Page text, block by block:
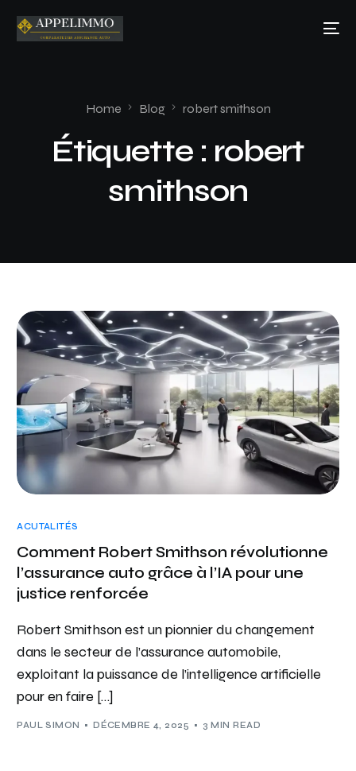
Home Blog robert smithson
Étiquette : robert
smithson
ACUTALITÉS
Comment Robert Smithson révolutionne
l’assurance auto grâce à l’IA pour une
justice renforcée
Robert Smithson est un pionnier du changement
dans le secteur de l’assurance automobile,
exploitant la puissance de l’intelligence artificielle
pour en faire […]
PAUL SIMON DÉCEMBRE 4, 2025 3 MIN READ